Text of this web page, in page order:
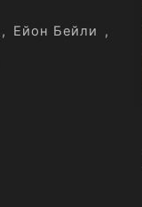
, Ейон Бейли
,